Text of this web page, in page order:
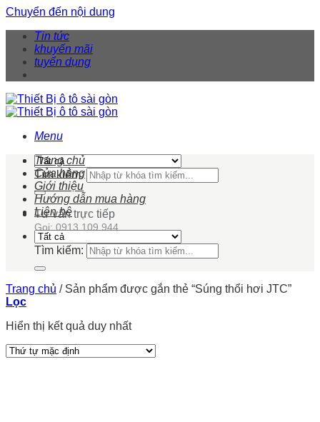
Chuyển đến nội dung
Tin tức
khuyến mãi
tuyển dụng
Menu
Tìm kiếm:
Tư vấn trực tiếp
Gọi: 0913 109 944
Trang chủ
Cửa hàng
Giới thiệu
Hướng dẫn mua hàng
Liên hệ
Tìm kiếm:
Trang chủ /Sản phẩm được gắn thẻ “Súng thổi hơi JTC”
Lọc
Hiển thị kết quả duy nhất